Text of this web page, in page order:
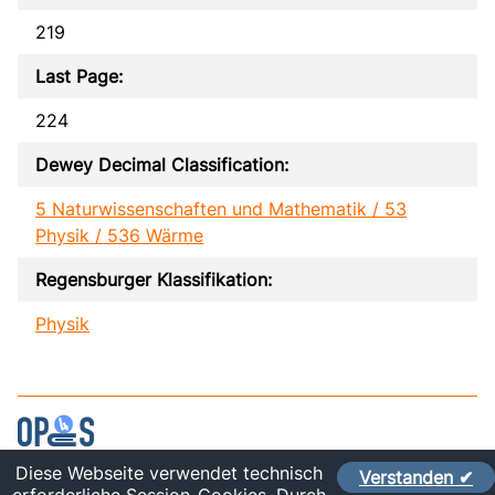
219
Last Page:
224
Dewey Decimal Classification:
5 Naturwissenschaften und Mathematik / 53
Physik / 536 Wärme
Regensburger Klassifikation:
Physik
Contact Verstanden ✔
Diese Webseite verwendet technisch